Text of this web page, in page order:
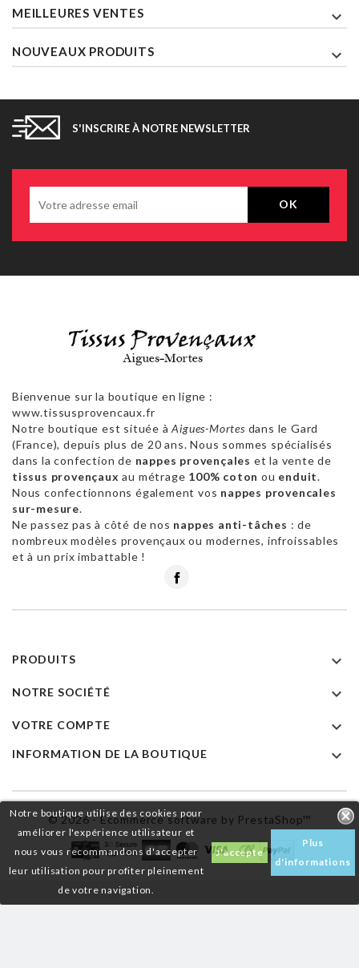
Notre boutique utilise des cookies pour
améliorer l'expérience utilisateur et
nous vous recommandons d'accepter
leur utilisation pour profiter pleinement
de votre navigation.
J'accepte
Plus
d'informations
MEILLEURES VENTES 
NOUVEAUX PRODUITS 
S'INSCRIRE À NOTRE NEWSLETTER
Bienvenue sur la boutique en ligne :
www.tissusprovencaux.fr
Notre boutique est située àAigues-Mortes dans le Gard
(France), depuis plus de 20 ans. Nous sommes spécialisés
dans la confection de nappes provençales et la vente de
tissus provençaux au métrage 100% coton ou enduit.
Nous confectionnons également vos nappes provencales
sur-mesure.
Ne passez pas à côté de nos nappes anti-tâches : de
nombreux modèles provençaux ou modernes, infroissables
et à un prix imbattable !
PRODUITS 
NOTRE SOCIÉTÉ 
VOTRE COMPTE 
INFORMATION DE LA BOUTIQUE 
© 2026 - Ecommerce software by PrestaShop™